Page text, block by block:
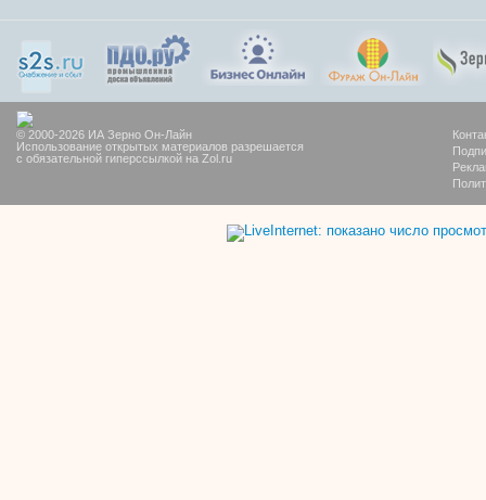
© 2000-2026 ИА Зерно Он-Лайн
Использование открытых материалов разрешается
с обязательной гиперссылкой на Zol.ru